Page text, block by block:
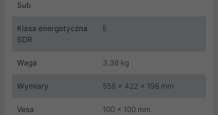
Sub
Klasa energetyczna
SDR
E
Waga 3.36 kg
Wymiary 558 x 422 x 198 mm
Vesa 100 x 100 mm